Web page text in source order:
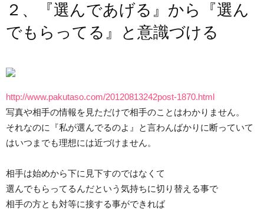
２、『選んであげる』から『選ん
でもらってる』と意識づける
http://www.pakutaso.com/20120813242post-1870.html
写真や相手の情報を見ただけで相手のことはわかりません。
それなのに『私が選んでるのよ』と言わんばかりに断っていて
はいつまでも理想には近づけません。
相手は始めから下に見下すのではなくて
選んでもらってるんだという気持ちに切り替える事で
相手の方とも対等に接する事ができれば